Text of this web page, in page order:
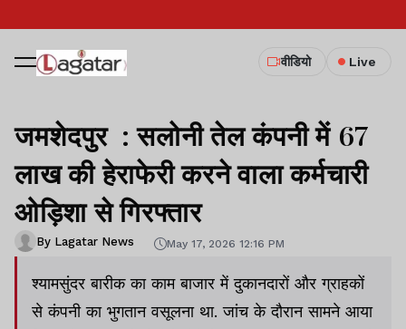
वीडियो Live
जमशेदपुर : सलोनी तेल कंपनी में 67
लाख की हेराफेरी करने वाला कर्मचारी
ओड़िशा से गिरफ्तार
By Lagatar News May 17, 2026 12:16 PM
श्यामसुंदर बारीक का काम बाजार में दुकानदारों और ग्राहकों
से कंपनी का भुगतान वसूलना था. जांच के दौरान सामने आया